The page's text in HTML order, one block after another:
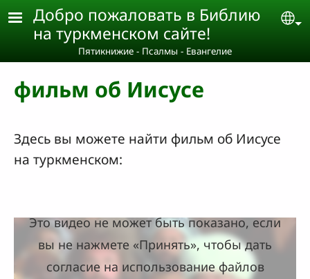
Skip to main content
Добро пожаловать в Библию
на туркменском сайте!
Пятикнижие - Псалмы - Евангелие
фильм об Иисусе
Здесь вы можете найти фильм об Иисусе
на туркменском:
Это видео не может быть показано, если
вы не нажмете «Принять», чтобы дать
согласие на использование файлов